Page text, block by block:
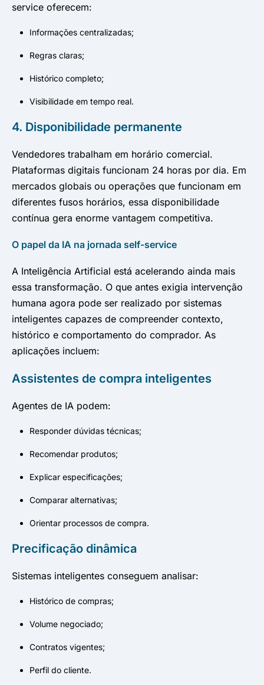
service oferecem:
Informações centralizadas;
Regras claras;
Histórico completo;
Visibilidade em tempo real.
4. Disponibilidade permanente
Vendedores trabalham em horário comercial.
Plataformas digitais funcionam 24 horas por dia. Em
mercados globais ou operações que funcionam em
diferentes fusos horários, essa disponibilidade
contínua gera enorme vantagem competitiva.
O papel da IA na jornada self-service
A Inteligência Artificial está acelerando ainda mais
essa transformação. O que antes exigia intervenção
humana agora pode ser realizado por sistemas
inteligentes capazes de compreender contexto,
histórico e comportamento do comprador. As
aplicações incluem:
Assistentes de compra inteligentes
Agentes de IA podem:
Responder dúvidas técnicas;
Recomendar produtos;
Explicar especificações;
Comparar alternativas;
Orientar processos de compra.
Precificação dinâmica
Sistemas inteligentes conseguem analisar:
Histórico de compras;
Volume negociado;
Contratos vigentes;
Perfil do cliente.